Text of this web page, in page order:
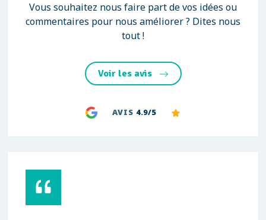
Vous souhaitez nous faire part de vos idées ou
commentaires pour nous améliorer ? Dites nous
tout !
Voir les avis
AVIS 4.9/5